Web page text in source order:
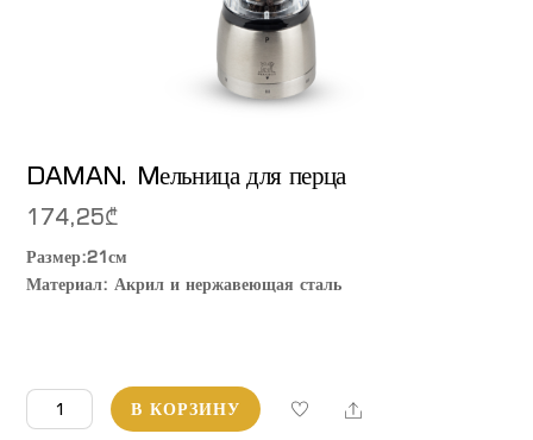
DAMAN. Mельница для перца
174,25₾
Размер:21см
Материал: Акрил и нержавеющая сталь
Количество
товара
В КОРЗИНУ Share